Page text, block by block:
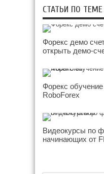
СТАТЬИ ПО ТЕМЕ
Форекс демо
открыть демо-
Форекс
RoboForex
Видеокурсы по
начинающих от